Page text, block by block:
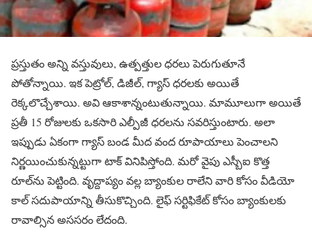
ప్రస్తుతం అన్ని వస్తువులు, ఉత్పత్తుల ధరలు పెరుగుతూనే
పోతోన్నాయి. ఇక పెట్రోల్, డిజీల్, గ్యాస్ ధరలకు అయితే
రెక్కలొచ్చేశాయి. అవి ఆకాశాన్నంటుతున్నాయి. మామూలుగా అయితే
ప్రతీ 15 రోజులకు ఒకసారి ఎల్పీజీ ధరలను సవరిస్తుంటారు. అలా
ఇప్పుడు ఏకంగా గ్యాస్ బండ మీద వంద రూపాయాలు పెంచాలని
నిర్ణయించుకున్నట్టుగా టాక్ వినిపిస్తోంది. మరో వైపు ఎస్బీఐ కొత్త
రూల్‌ను పెట్టింది. వృద్దాప్యం వల్ల బ్యాంకుల రాలేని వారి కోసం వీడియో
కాల్ సదుపాయాన్ని తీసుకొచ్చింది. లైఫ్ సర్టిఫికేట్ కోసం బ్యాంకులకు
రావాల్సిన అససరం లేదంది.